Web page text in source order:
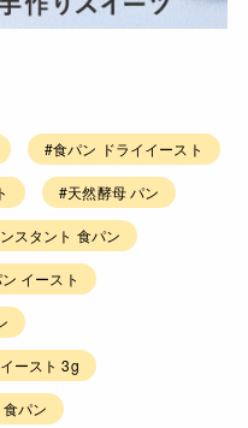
#食パン ドライイースト
#天然酵母 パン
スタント 食パン
イースト
ースト 3g
パン